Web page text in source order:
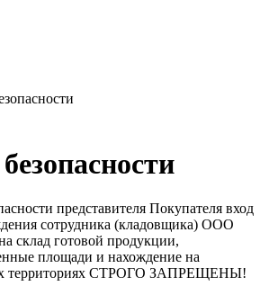
представителя Покупателя вход
сотрудника (кладовщика) ООО
склад готовой продукции,
площади и нахождение на
территориях СТРОГО ЗАПРЕЩЕНЫ!